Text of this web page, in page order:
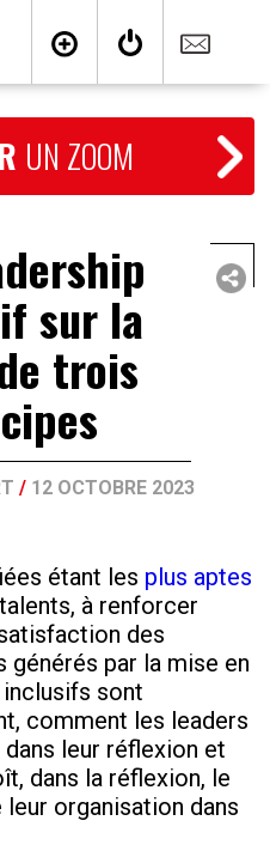
UN ZOOM
sur la
trois
/ 12 OCTOBRE 2023
étant les plus aptes
à renforcer
des
générés par la mise en
sont
comment les leaders
leur réflexion et
dans la réflexion, le
organisation dans